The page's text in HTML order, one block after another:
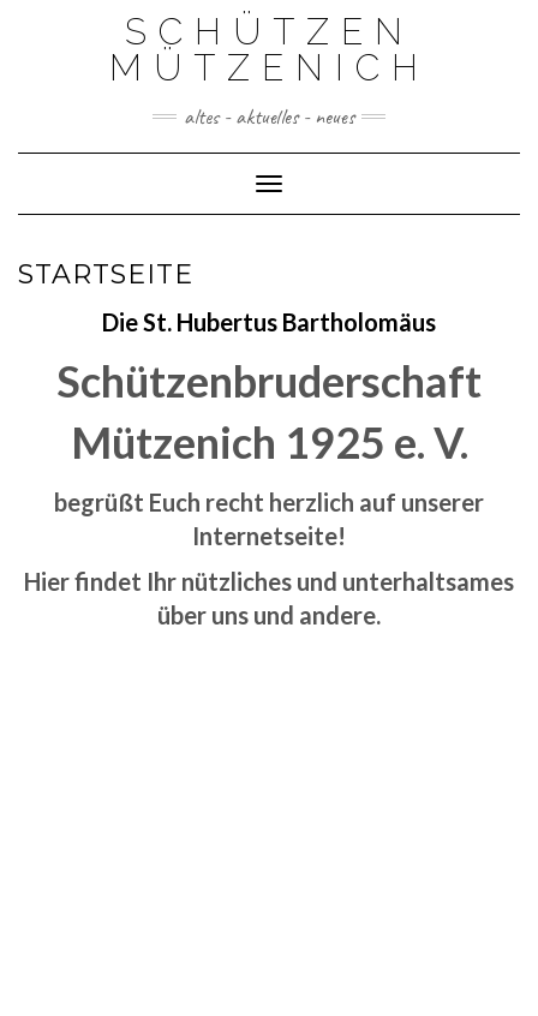
SCHÜTZEN
MÜTZENICH
altes - aktuelles - neues
Toggle Navigation
STARTSEITE
Die St. Hubertus Bartholomäus
Schützenbruderschaft
Mützenich 1925 e. V.
begrüßt Euch recht herzlich auf unserer
Internetseite!
Hier findet Ihr nützliches und unterhaltsames
über uns und andere.